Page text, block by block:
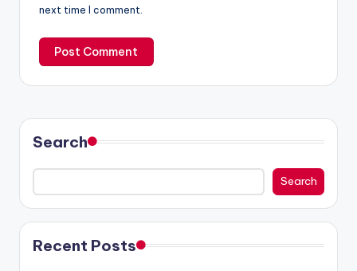
next time I comment.
Search
Search
Recent Posts